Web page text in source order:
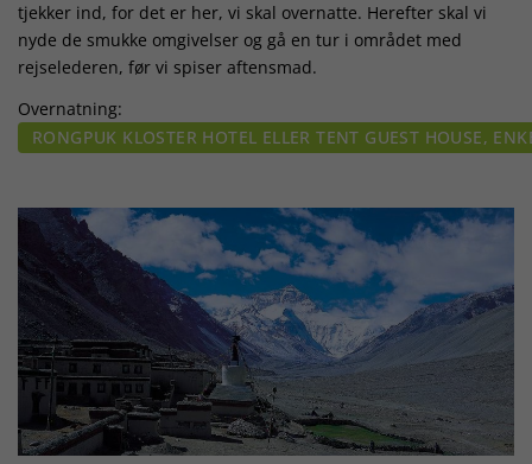
tjekker ind, for det er her, vi skal overnatte. Herefter skal vi
nyde de smukke omgivelser og gå en tur i området med
rejselederen, før vi spiser aftensmad.
Overnatning:
RONGPUK KLOSTER HOTEL ELLER TENT GUEST HOUSE,